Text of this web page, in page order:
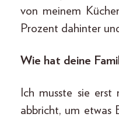
von meinem
Prozent dahinter
Wie hat deine
Ich musste sie
abbricht, um etwas